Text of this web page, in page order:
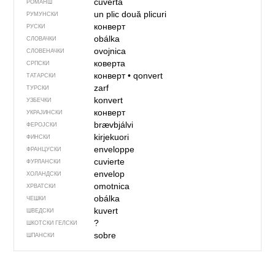
РОМАНШ
РУМУНСКИ un plicdouă plicuri
РУСКИ конверт
СЛОВАЧКИ obálka
СЛОВЕНАЧКИ ovojnica
СРПСКИ коверта
ТАТАРСКИ конверт• qonvert
ТУРСКИ zarf
УЗБЕЧКИ konvert
УКРАЈИНСКИ конверт
ФЕРОЈСКИ brævbjálvi
ФИНСКИ kirjekuori
ФРАНЦУСКИ enveloppe
ФУРЛАНСКИ cuvierte
ХОЛАНДСКИ envelop
ХРВАТСКИ omotnica
ЧЕШКИ obálka
ШВЕДСКИ kuvert
ШКОТСКИ ГЕЛСКИ ?
ШПАНСКИ sobre